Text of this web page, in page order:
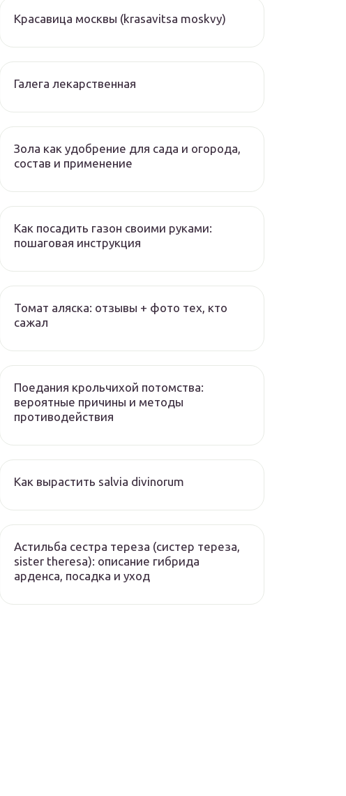
Красавица москвы (krasavitsa moskvy)
Галега лекарственная
Зола как удобрение для сада и огорода,
состав и применение
Как посадить газон своими руками:
пошаговая инструкция
Томат аляска: отзывы + фото тех, кто
сажал
Поедания крольчихой потомства:
вероятные причины и методы
противодействия
Как вырастить salvia divinorum
Астильба сестра тереза (систер тереза,
sister theresa): описание гибрида
арденса, посадка и уход